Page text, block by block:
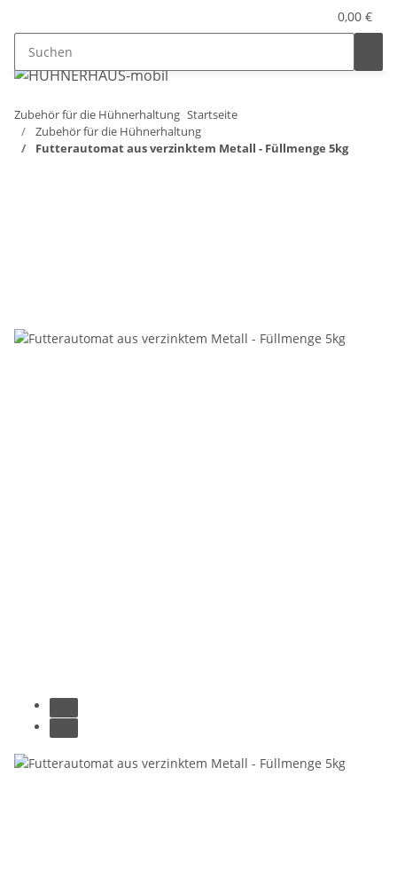
0,00 €
Zubehör für die Hühnerhaltung Startseite
Zubehör für die Hühnerhaltung
Futterautomat aus verzinktem Metall - Füllmenge 5kg